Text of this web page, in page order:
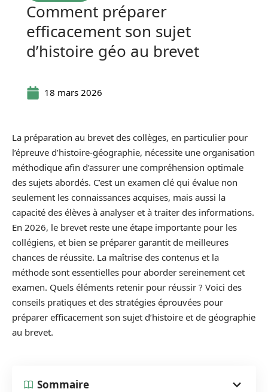
Comment préparer
efficacement son sujet
d’histoire géo au brevet
18 mars 2026
La préparation au brevet des collèges, en particulier pour
l’épreuve d’histoire-géographie, nécessite une organisation
méthodique afin d’assurer une compréhension optimale
des sujets abordés. C’est un examen clé qui évalue non
seulement les connaissances acquises, mais aussi la
capacité des élèves à analyser et à traiter des informations.
En 2026, le brevet reste une étape importante pour les
collégiens, et bien se préparer garantit de meilleures
chances de réussite. La maîtrise des contenus et la
méthode sont essentielles pour aborder sereinement cet
examen. Quels éléments retenir pour réussir ? Voici des
conseils pratiques et des stratégies éprouvées pour
préparer efficacement son sujet d’histoire et de géographie
au brevet.
Sommaire